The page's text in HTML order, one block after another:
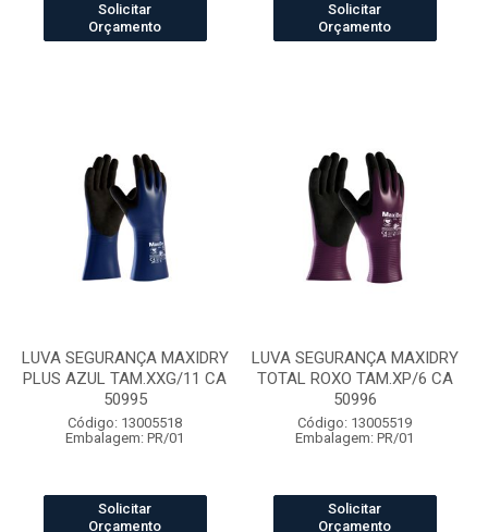
Solicitar
Orçamento
Solicitar
Orçamento
LUVA SEGURANÇA MAXIDRY
PLUS AZUL TAM.XXG/11 CA
50995
Código: 13005518
Embalagem: PR/01
Solicitar
Orçamento
LUVA SEGURANÇA MAXIDRY
TOTAL ROXO TAM.XP/6 CA
50996
Código: 13005519
Embalagem: PR/01
Solicitar
Orçamento